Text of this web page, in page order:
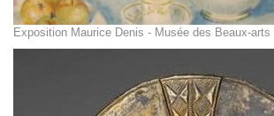
Exposition Maurice Denis - Musée des Beaux-arts